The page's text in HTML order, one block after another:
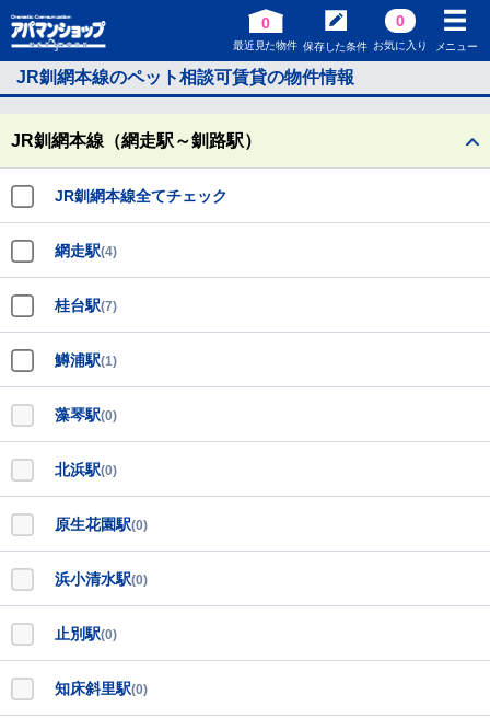
0
最近見た物件 保存した条件
0
お気に入り メニュー
JR釧網本線のペット相談可賃貸の物件情報
JR釧網本線（網走駅～釧路駅）
JR釧網本線全てチェック
網走駅(4)
桂台駅(7)
鱒浦駅(1)
藻琴駅(0)
北浜駅(0)
原生花園駅(0)
浜小清水駅(0)
止別駅(0)
知床斜里駅(0)